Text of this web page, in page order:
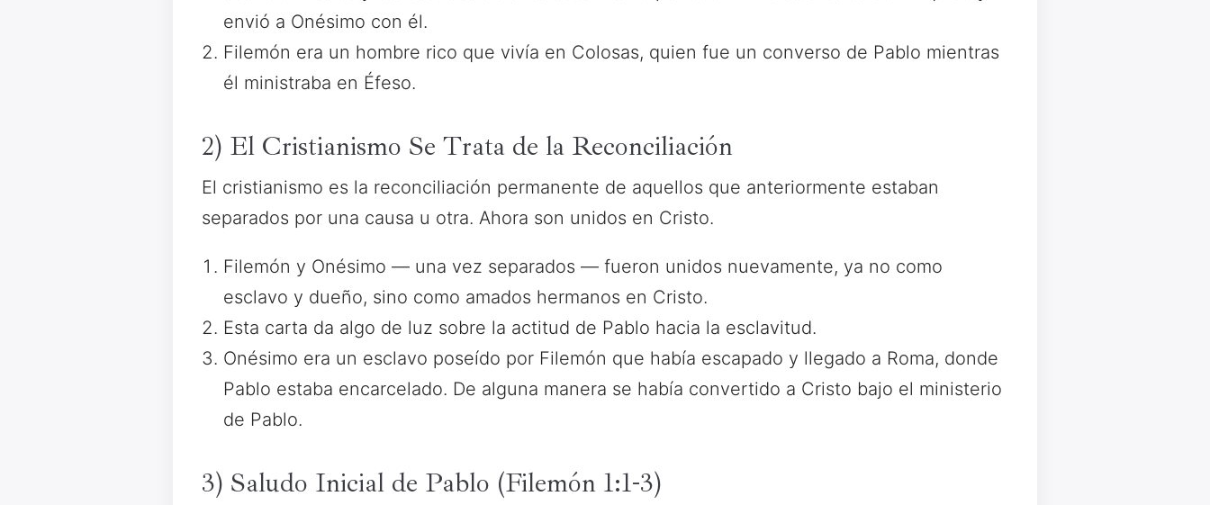
envió a Onésimo con él.
Filemón era un hombre rico que vivía en Colosas, quien fue un converso de Pablo mientras
él ministraba en Éfeso.
2) El Cristianismo Se Trata de la Reconciliación
El cristianismo es la reconciliación permanente de aquellos que anteriormente estaban
separados por una causa u otra. Ahora son unidos en Cristo.
Filemón y Onésimo — una vez separados — fueron unidos nuevamente, ya no como
esclavo y dueño, sino como amados hermanos en Cristo.
Esta carta da algo de luz sobre la actitud de Pablo hacia la esclavitud.
Onésimo era un esclavo poseído por Filemón que había escapado y llegado a Roma, donde
Pablo estaba encarcelado. De alguna manera se había convertido a Cristo bajo el ministerio
de Pablo.
3) Saludo Inicial de Pablo (Filemón 1:1-3)